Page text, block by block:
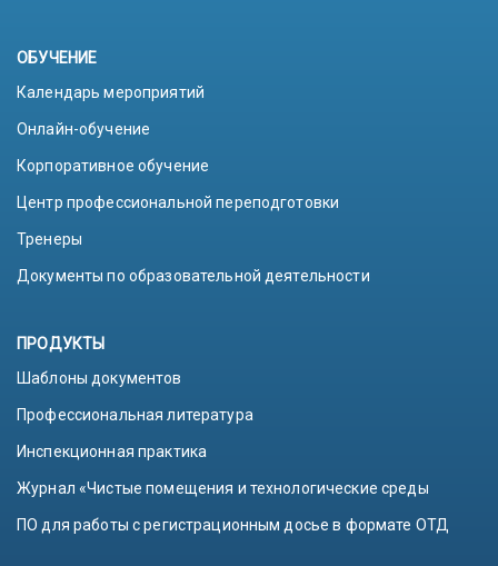
ОБУЧЕНИЕ
Календарь мероприятий
Онлайн-обучение
Корпоративное обучение
Центр профессиональной переподготовки
Тренеры
Документы по образовательной деятельности
ПРОДУКТЫ
Шаблоны документов
Профессиональная литература
Инспекционная практика
Журнал «Чистые помещения и технологические среды
ПО для работы с регистрационным досье в формате ОТД